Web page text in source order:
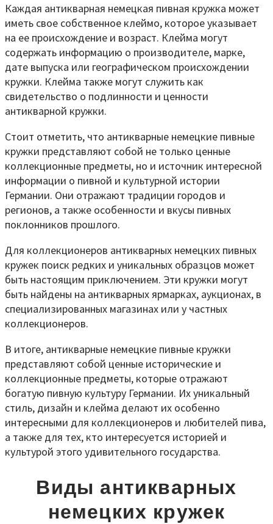
Каждая антикварная немецкая пивная кружка может
иметь свое собственное клеймо, которое указывает
на ее происхождение и возраст. Клейма могут
содержать информацию о производителе, марке,
дате выпуска или географическом происхождении
кружки. Клейма также могут служить как
свидетельство о подлинности и ценности
антикварной кружки.
Стоит отметить, что антикварные немецкие пивные
кружки представляют собой не только ценные
коллекционные предметы, но и источник интересной
информации о пивной и культурной истории
Германии. Они отражают традиции городов и
регионов, а также особенности и вкусы пивных
поклонников прошлого.
Для коллекционеров антикварных немецких пивных
кружек поиск редких и уникальных образцов может
быть настоящим приключением. Эти кружки могут
быть найдены на антикварных ярмарках, аукционах, в
специализированных магазинах или у частных
коллекционеров.
В итоге, антикварные немецкие пивные кружки
представляют собой ценные исторические и
коллекционные предметы, которые отражают
богатую пивную культуру Германии. Их уникальный
стиль, дизайн и клейма делают их особенно
интересными для коллекционеров и любителей пива,
а также для тех, кто интересуется историей и
культурой этого удивительного государства.
Виды антикварных
немецких кружек